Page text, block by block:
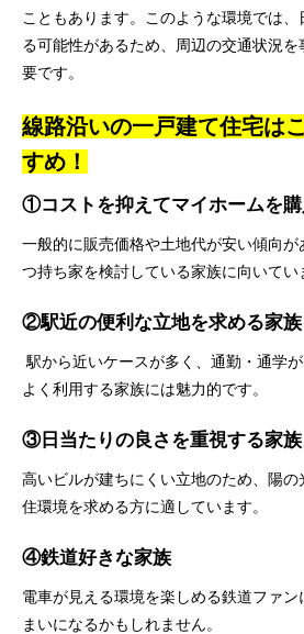
こともあります。このような環境では
る可能性があるため、周辺の交通状況
要です。
線路沿いの一戸建て住宅は
すめ！
①コストを抑えてマイホームを
一般的に販売価格や土地代が安い傾向
つ持ち家を検討している家族に向いてい
②駅近の便利な立地を求める家族
駅から近いケースが多く、通勤・通学
よく利用する家族には魅力的です。
③日当たりの良さを重視する家族
高いビルが建ちにくい立地のため、陽
住環境を求める方に適しています。
④鉄道好きな家族
電車が見える環境を楽しめる鉄道ファ
まいになるかもしれません。